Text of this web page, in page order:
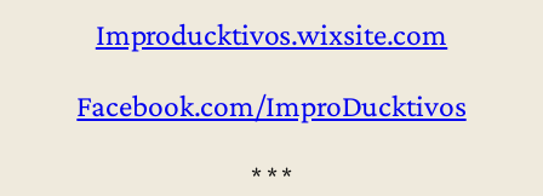
Improducktivos.wixsite.com
Facebook.com/ImproDucktivos
* * *